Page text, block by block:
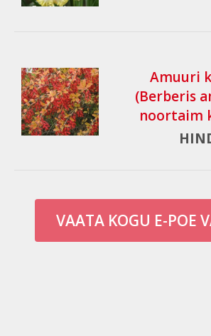
Amuuri
(Berberis
noortaim
VAATA KOGU E-POE